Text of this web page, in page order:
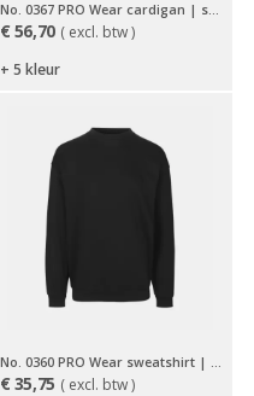
No. 0367 PRO Wear cardigan | sweat | dames
€ 56,70 ( excl. btw )
+ 5 kleur
€ 35,75 ( excl. btw )